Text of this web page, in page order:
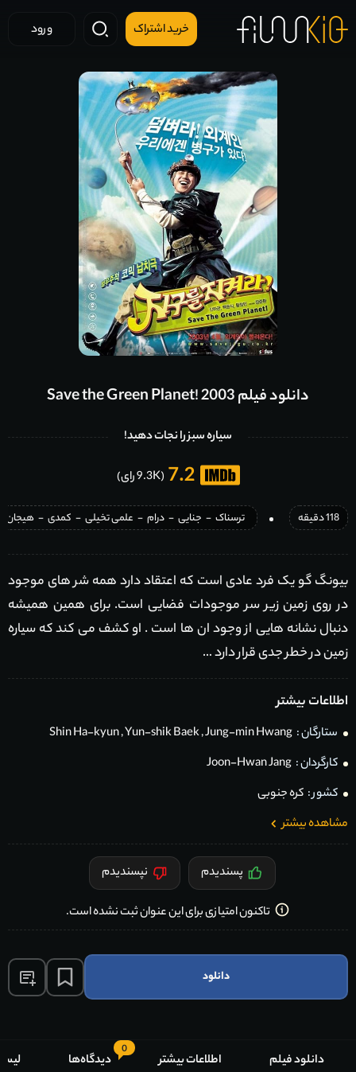
خرید اشتراک ورود
دانلود فیلم Save the Green Planet! 2003
سیاره سبز را نجات دهید!
7.2 (9.3K رای)
118 دقیقه ترسناک - جنایی - درام - علمی تخیلی - کمدی - هیجان
بیونگ گو یک فرد عادی است که اعتقاد دارد همه شر های موجود
در روی زمین زیر سر موجودات فضایی است. برای همین همیشه
دنبال نشانه هایی از وجود ان ها است . او کشف می کند که سیاره
زمین در خطر جدی قرار دارد …
اطلاعات بیشتر
ستارگان : Shin Ha-kyun,Yun-shik Baek,Jung-min Hwang
کارگردان : Joon-Hwan Jang
کشور : کره جنوبی
مشاهده بیشتر
پسندیدم نپسندیدم
تاکنون امتیازی برای این عنوان ثبت نشده است.
دانلود
دانلود فیلم اطلاعات بیشتر
0
دیدگاه‌ها